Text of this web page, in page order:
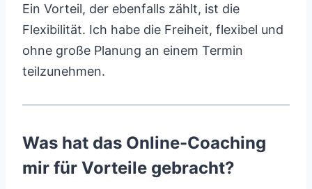
Ein Vorteil, der ebenfalls zählt, ist die
Flexibilität. Ich habe die Freiheit, flexibel und
ohne große Planung an einem Termin
teilzunehmen.
Was hat das Online-Coaching
mir für Vorteile gebracht?